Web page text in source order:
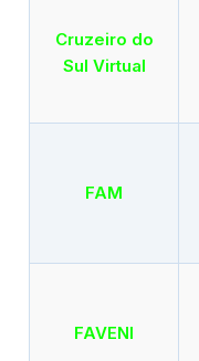
Cruzeiro do
Sul Virtual
FAM
FAVENI